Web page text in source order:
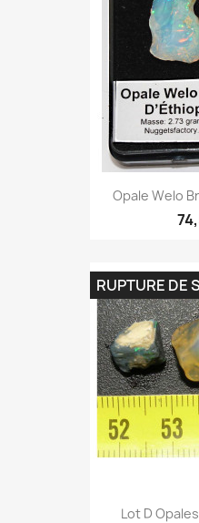
Opale Welo
Lot D
RUPTURE DE